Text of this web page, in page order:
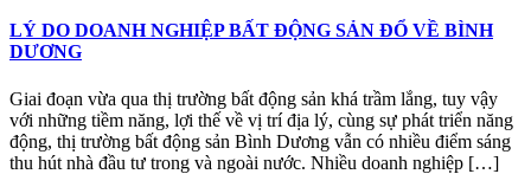
LÝ DO DOANH NGHIỆP BẤT ĐỘNG SẢN ĐỔ VỀ BÌNH
DƯƠNG
Giai đoạn vừa qua thị trường bất động sản khá trầm lắng, tuy vậy
với những tiềm năng, lợi thế về vị trí địa lý, cùng sự phát triển năng
động, thị trường bất động sản Bình Dương vẫn có nhiều điểm sáng
thu hút nhà đầu tư trong và ngoài nước. Nhiều doanh nghiệp […]